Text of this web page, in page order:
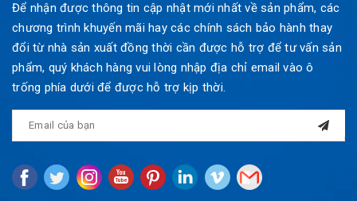
Để nhận được thông tin cập nhật mới nhất về sản phẩm, các
chương trình khuyến mãi hay các chính sách bảo hành thay
đổi từ nhà sản xuất đồng thời cần được hỗ trợ để tư vấn sản
phẩm, quý khách hàng vui lòng nhập địa chỉ email vào ô
trống phía dưới để được hỗ trợ kịp thời.